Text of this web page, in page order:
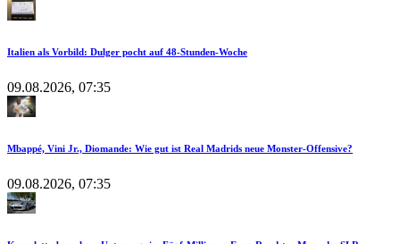
Italien als Vorbild: Dulger pocht auf 48-Stunden-Woche
09.08.2026, 07:35
Mbappé, Vini Jr., Diomande: Wie gut ist Real Madrids neue Monster-Offensive?
09.08.2026, 07:35